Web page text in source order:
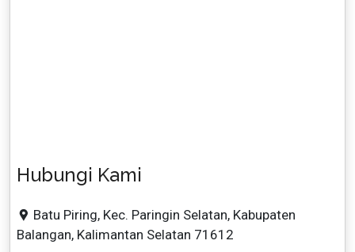
Hubungi Kami
Batu Piring, Kec. Paringin Selatan, Kabupaten
Balangan, Kalimantan Selatan 71612